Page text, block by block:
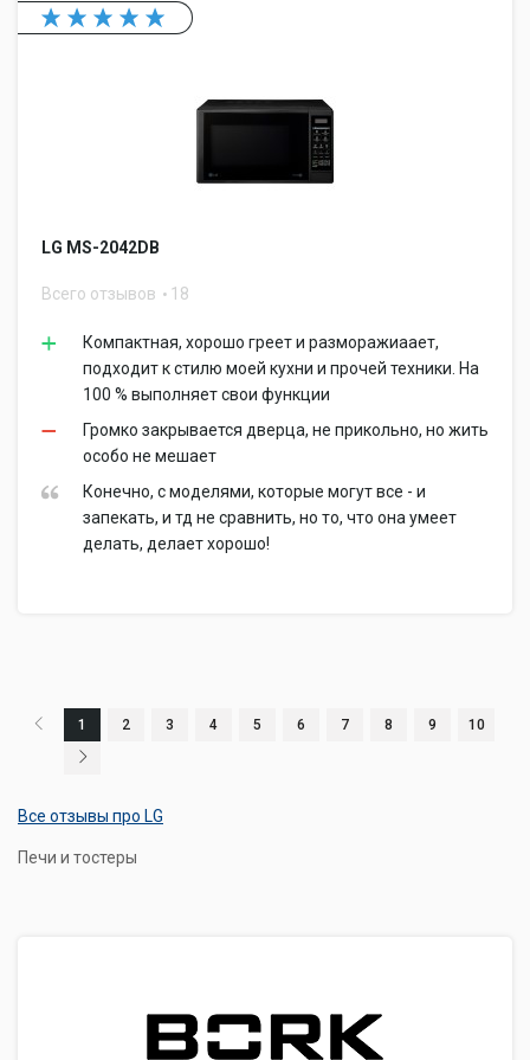
LG MS-2042DB
Всего отзывов 18
Компактная, хорошо греет и разморажиаает,
подходит к стилю моей кухни и прочей техники. На
100 % выполняет свои функции
Громко закрывается дверца, не прикольно, но жить
особо не мешает
Конечно, с моделями, которые могут все - и
запекать, и тд не сравнить, но то, что она умеет
делать, делает хорошо!
1 2 3 4 5 6 7 8 9 10
Все отзывы про LG
Печи и тостеры